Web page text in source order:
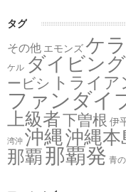
タグ
その他 エモンズ ケ
ケル ダイビング
ービシ トライ
ファンダイ
上級者下曽根 伊
湾沖 沖縄沖縄本
那覇 那覇発 青